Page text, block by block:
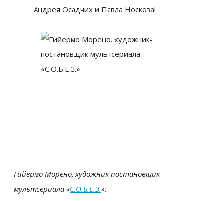
Андрея Осадчих и Павла Носкова!
Гийермо Морено, художник-постановщик
мультсериала «С.О.Б.Е.З.»: